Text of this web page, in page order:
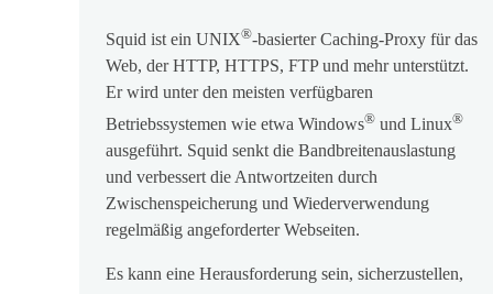
Squid ist ein UNIX®-basierter Caching-Proxy für das
Web, der HTTP, HTTPS, FTP und mehr unterstützt.
Er wird unter den meisten verfügbaren
Betriebssystemen wie etwa Windows® und Linux®
ausgeführt. Squid senkt die Bandbreitenauslastung
und verbessert die Antwortzeiten durch
Zwischenspeicherung und Wiederverwendung
regelmäßig angeforderter Webseiten.
Es kann eine Herausforderung sein, sicherzustellen,